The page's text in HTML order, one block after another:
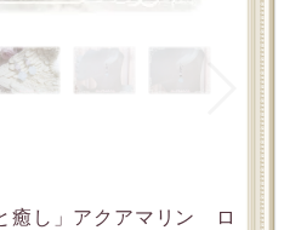
癒し」アクアマリン ロ